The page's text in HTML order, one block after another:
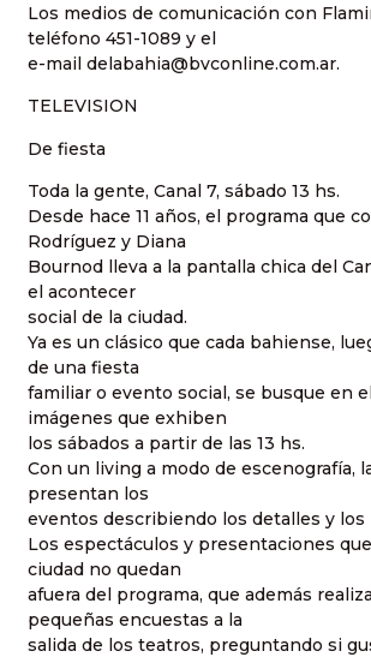
Los medios de comunicación con
teléfono 451-1089 y el
e-mail delabahia@bvconline.com.ar.
TELEVISION
De fiesta
Toda la gente, Canal 7, sábado 13 hs.
Desde hace 11 años, el programa que
Rodríguez y Diana
Bournod lleva a la pantalla chica del
el acontecer
social de la ciudad.
Ya es un clásico que cada bahiense,
de una fiesta
familiar o evento social, se busque en
imágenes que exhiben
los sábados a partir de las 13 hs.
Con un living a modo de escenografía,
presentan los
eventos describiendo los detalles y
Los espectáculos y presentaciones
ciudad no quedan
afuera del programa, que además
pequeñas encuestas a la
salida de los teatros, preguntando si